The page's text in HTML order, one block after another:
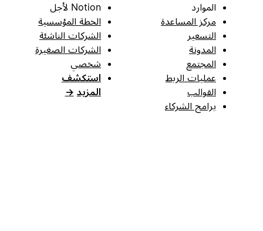
الموارد
مركز المساعدة
التسعير
المدونة
المجتمع
عمليات الربط
القوالب
برامج الشركاء
Notion لأجل
الخطة المؤسسية
الشركات الناشئة
الشركات الصغيرة
شخصي
استكشف
المزيد →